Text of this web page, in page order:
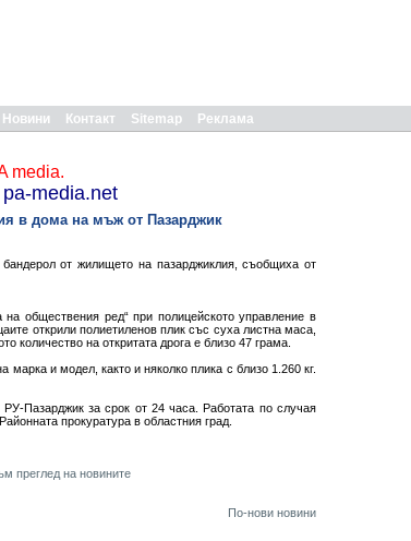
Новини Контакт Sitemap Реклама
media.
pa-media.net
в дома на мъж от Пазарджик
от жилището на пазарджиклия, съобщиха от
обществения ред“ при полицейското управление в
открили полиетиленов плик със суха листна маса,
количество на откритата дрога е близо 47 грама.
и модел, както и няколко плика с близо 1.260 кг.
Пазарджик за срок от 24 часа. Работата по случая
прокуратура в областния град.
преглед на новините
По-нови новини